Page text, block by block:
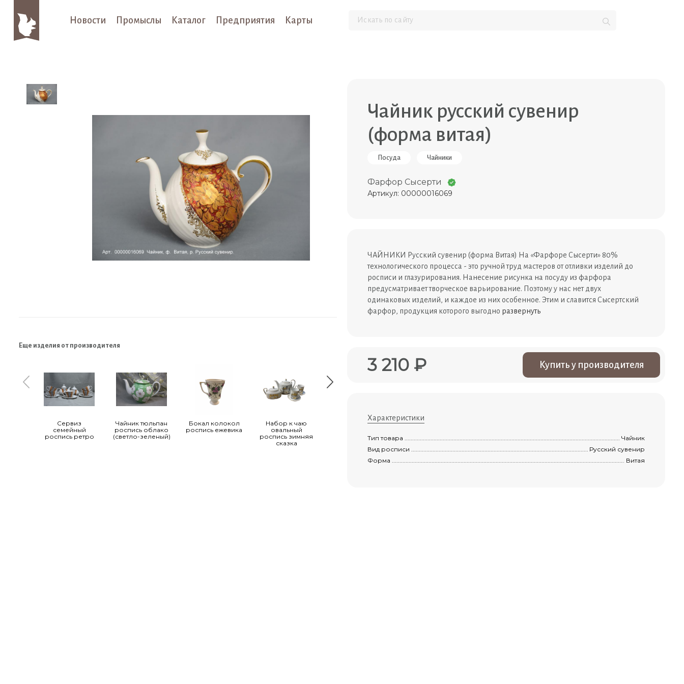
Новости Промыслы Каталог Предприятия Карты
Еще изделия от производителя
Сервиз
семейный
роспись ретро
Чайник тюльпан
роспись облако
(светло-зеленый)
Бокал колокол
роспись ежевика
Набор к чаю
овальный
роспись зимняя
сказка
Чайник розовый
лучистая)
Сервиз мид
Чайник русский сувенир
(форма витая)
Посуда Чайники
Фарфор Сысерти
Артикул: 00000016069
ЧАЙНИКИ Русский сувенир (форма Витая) На «Фарфоре Сысерти» 80%
технологического процесса - это ручной труд мастеров от отливки изделий до
росписи и глазурирования. Нанесение рисунка на посуду из фарфора
предусматривает творческое варьирование. Поэтому у нас нет двух
одинаковых изделий, и каждое из них особенное. Этим и славится Сысертский
фарфор, продукция которого выгодно развернуть
3 210 ₽ Купить у производителя
Характеристики
Тип товара
Чайник
Вид росписи
Русский сувенир
Форма
Витая